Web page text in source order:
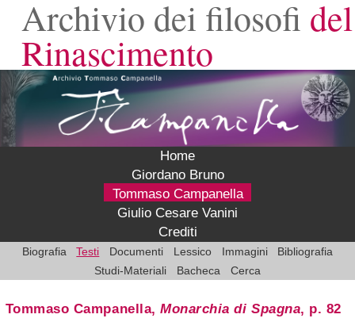
Archivio dei filosofi del
Rinascimento
Home
Giordano Bruno
Tommaso Campanella
Giulio Cesare Vanini
Crediti
Biografia Testi Documenti Lessico Immagini
Bibliografia
Studi-Materiali
Bacheca Cerca
Tommaso Campanella,Monarchia di Spagna, p. 82